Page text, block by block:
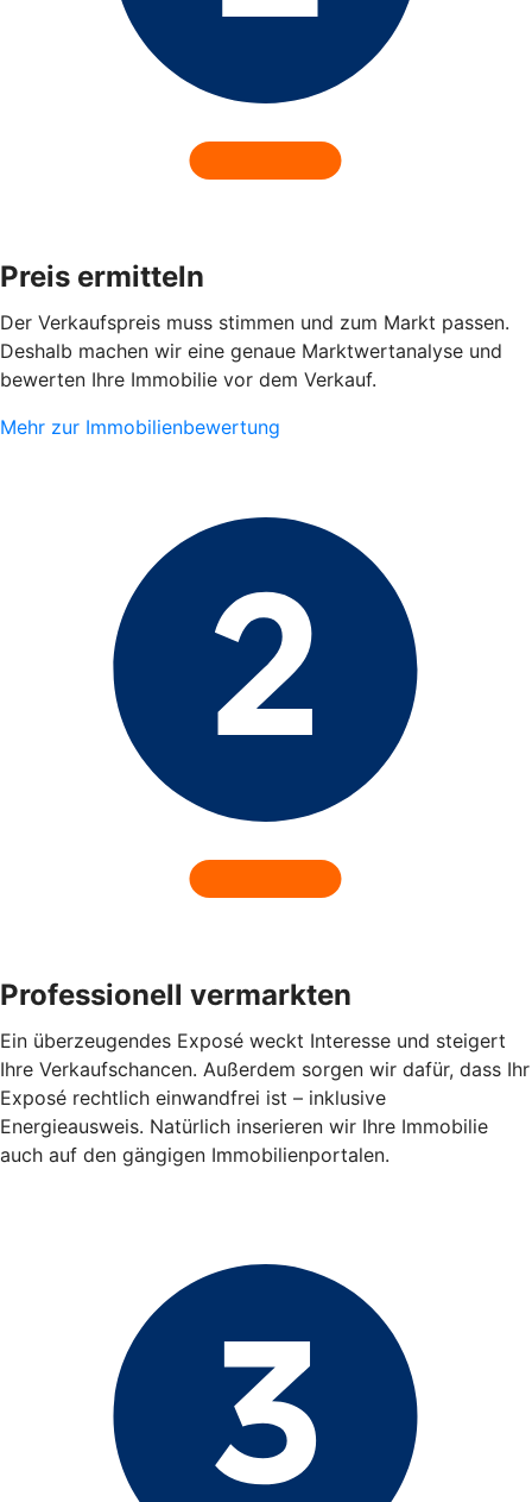
Preis ermitteln
Der Verkaufspreis muss stimmen und zum Markt passen.
Deshalb machen wir eine genaue Marktwertanalyse und
bewerten Ihre Immobilie vor dem Verkauf.
Mehr zur Immobilienbewertung
Professionell vermarkten
Ein überzeugendes Exposé weckt Interesse und steigert
Ihre Verkaufschancen. Außerdem sorgen wir dafür, dass Ihr
Exposé rechtlich einwandfrei ist – inklusive
Energieausweis. Natürlich inserieren wir Ihre Immobilie
auch auf den gängigen Immobilienportalen.